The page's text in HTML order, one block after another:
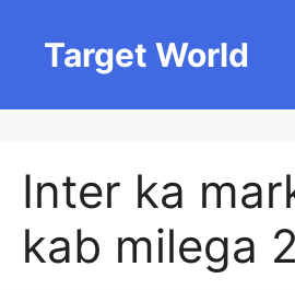
contentTarget World
Inter ka
kab milega